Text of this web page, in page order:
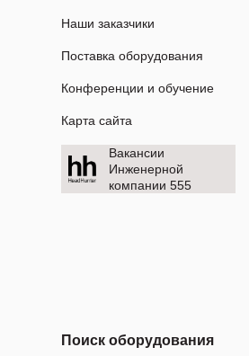
Наши заказчики
Поставка оборудования
Конференции и обучение
Карта сайта
Вакансии
Инженерной
компании 555
Поиск оборудования